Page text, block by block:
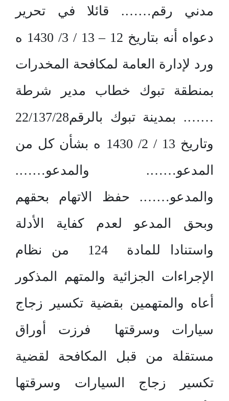
مدني رقم……. قائلا في تحرير
دعواه أنه بتاريخ 12 – 13 / 3/ 1430 ه
ورد لإدارة العامة لمكافحة المخدرات
بمنطقة تبوك خطاب مدير شرطة
……. بمدينة تبوك بالرقم22/137/28
وتاريخ 13 / 2/ 1430 ه بشأن كل من
المدعو……. والمدعو…….
والمدعو……. حفظ الاتهام بحقهم
وبحق المدعو لعدم كفاية الأدلة
واستنادا للمادة 124 من نظام
الإجراءات الجزائية والمتهم المذكور
أعاه والمتهمين بقضية تكسير زجاج
سيارات وسرقتها فرزت أوراق
مستقلة من قبل المكافحة لقضية
تكسير زجاج السيارات وسرقتها